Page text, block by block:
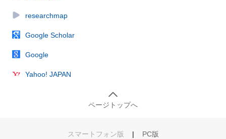
researchmap
Google Scholar
Google
Yahoo! JAPAN
ページトップへ
スマートフォン版 | PC版